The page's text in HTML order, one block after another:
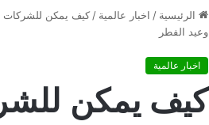
الرئيسية / اخبار عالمية / كيف يمكن للشركات
وعيد الفطر
اخبار عالمية
كيف يمكن